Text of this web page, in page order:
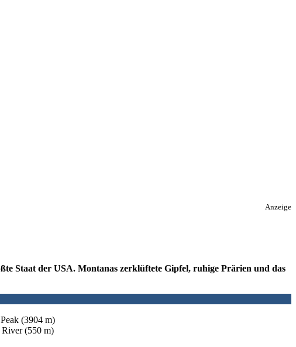
Anzeige
Staat der USA. Montanas zerklüftete Gipfel, ruhige Prärien und das
(3904 m)
(550 m)